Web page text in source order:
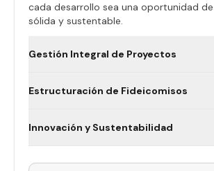
cada desarrollo sea una oportunidad
sólida y sustentable.
Gestión Integral de Proyectos
Estructuración de Fideicomisos
Innovación y Sustentabilidad